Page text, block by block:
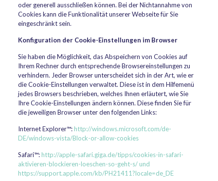
oder generell ausschließen können. Bei der Nichtannahme von
Cookies kann die Funktionalität unserer Webseite für Sie
eingeschränkt sein.
Konfiguration der Cookie-Einstellungen im Browser
Sie haben die Möglichkeit, das Abspeichern von Cookies auf
Ihrem Rechner durch entsprechende Browsereinstellungen zu
verhindern. Jeder Browser unterscheidet sich in der Art, wie er
die Cookie-Einstellungen verwaltet. Diese ist in dem Hilfemenü
jedes Browsers beschrieben, welches Ihnen erläutert, wie Sie
Ihre Cookie-Einstellungen ändern können. Diese finden Sie für
die jeweiligen Browser unter den folgenden Links:
Internet Explorer™:http://windows.microsoft.com/de-
DE/windows-vista/Block-or-allow-cookies
Safari™:http://apple-safari.giga.de/tipps/cookies-in-safari-
aktivieren-blockieren-loeschen-so-geht-s/ und
https://support.apple.com/kb/PH21411?locale=de_DE